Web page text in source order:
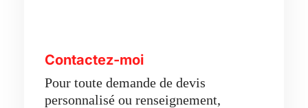
Contactez-moi
Pour toute demande de devis
personnalisé ou renseignement,